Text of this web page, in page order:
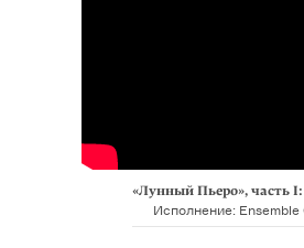
«Лунный Пьеро», часть
Исполнение: Ensemble